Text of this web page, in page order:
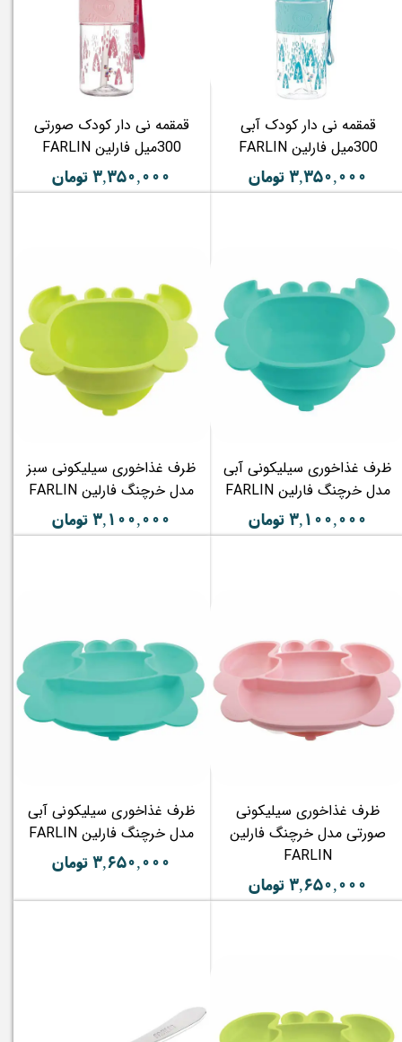
قمقمه نی دار کودک آبی
300میل فارلین FARLIN
۳,۳۵۰,۰۰۰ تومان
قمقمه نی دار کودک صورتی
300میل فارلین FARLIN
۳,۳۵۰,۰۰۰ تومان
ظرف غذاخوری سیلیکونی آبی
مدل خرچنگ فارلین FARLIN
۳,۱۰۰,۰۰۰ تومان
ظرف غذاخوری سیلیکونی سبز
مدل خرچنگ فارلین FARLIN
۳,۱۰۰,۰۰۰ تومان
ظرف غذاخوری سیلیکونی
صورتی مدل خرچنگ فارلین
FARLIN
۳,۶۵۰,۰۰۰ تومان
ظرف غذاخوری سیلیکونی آبی
مدل خرچنگ فارلین FARLIN
۳,۶۵۰,۰۰۰ تومان